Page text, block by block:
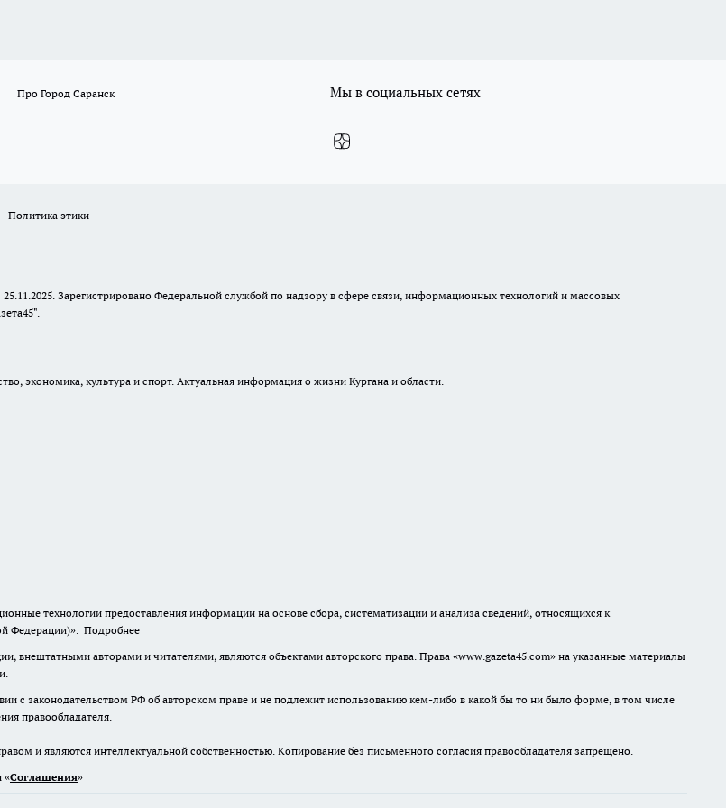
Про Город Саранск Мы в социальных сетях
Политика этики
Зарегистрировано Федеральной службой по надзору в сфере связи, информационных технологий и массовых
экономика, культура и спорт. Актуальная информация о жизни Кургана и области.
технологии предоставления информации на основе сбора, систематизации и анализа сведений, относящихся к
Федерации)». Подробнее
внештатными авторами и читателями, являются объектами авторского права. Права «www.gazeta45.com» на указанные материалы
с законодательством РФ об авторском праве и не подлежит использованию кем-либо в какой бы то ни было форме, в том числе
правообладателя.
и являются интеллектуальной собственностью. Копирование без письменного согласия правообладателя запрещено.
«Cоглашения»